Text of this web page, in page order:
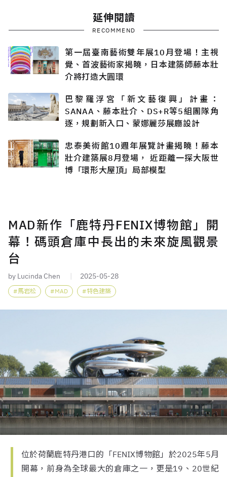
延伸閱讀
RECOMMEND
第一屆臺南藝術雙年展10月登場！主視
覺、首波藝術家揭曉，日本建築師藤本壯
介將打造大圓環
巴黎羅浮宮「新文藝復興」計畫：
SANAA、藤本壯介、DS+R等5組團隊角
逐，規劃新入口、蒙娜麗莎展廳設計
忠泰美術館10週年展覽計畫揭曉！藤本
壯介建築展8月登場， 近距離一探大阪世
博「環形大屋頂」局部模型
MAD新作「鹿特丹FENIX博物館」開
幕！碼頭倉庫中長出的未來旋風觀景
台
by Lucinda Chen 2025-05-28
馬岩松 MAD 特色建築
位於荷蘭鹿特丹港口的「FENIX博物館」於2025年5月
開幕，前身為全球最大的倉庫之一，更是19、20世紀